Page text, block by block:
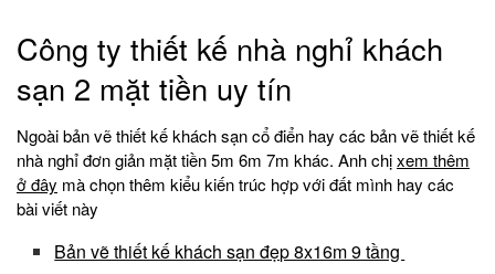
Công ty thiết kế nhà nghỉ khách
sạn 2 mặt tiền uy tín
Ngoài bản vẽ thiết kế khách sạn cổ điển hay các bản vẽ thiết kế
nhà nghỉ đơn giản mặt tiền 5m 6m 7m khác. Anh chịxem thêm
ở đây mà chọn thêm kiểu kiến trúc hợp với đất mình hay các
bài viết này
Bản vẽ thiết kế khách sạn đẹp 8x16m 9 tầng